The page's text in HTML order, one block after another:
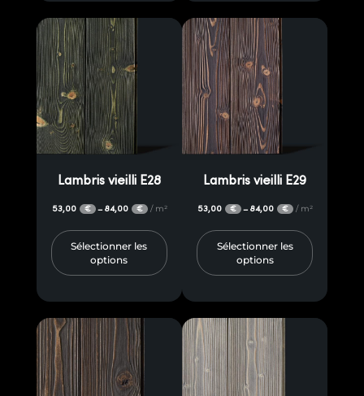
Lambris vieilli E28
53,00 € – 84,00 € / m²
Sélectionner les
options
Lambris vieilli E29
53,00 € – 84,00 € / m²
Sélectionner les
options